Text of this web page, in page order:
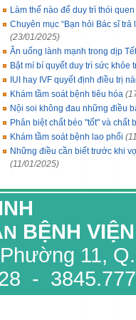
Làm thế nào để duy trì thói
Chuyên mục “Bạn hỏi Bác sĩ trả
(23/01/2025)
Ăn uống lành mạnh trong dịp Tết
Bật mí bí quyết duy trì sức khỏe
IUI hay IVF quyết định điều trị
Khám tầm soát bệnh tiêu hóa
Nội soi không đau những điều
Phân biệt chất béo "tốt" và chất
Khám tầm soát bệnh lao phổi
Những điều cần biết trước khi
(11/01/2025)
BỆNH
11,
-